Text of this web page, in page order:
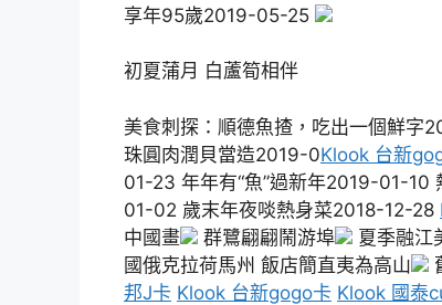
享年95歲2019-05-25
初夏蒲月 白蘆筍相伴
美食刺探：順德魚揸，吃出一個鮮字
珠圓肉潤貝當造2019-0Klook 台新
01-23 年年有“魚”過新年2019-01-10
01-02 歲末年夜啖熱身菜2018-12-28
中國畫
群鷺翩翩鬧游埠 夏季融江
國俄克拉荷馬州 飯店簡直夷為高山
邦J卡 Klook 台新gogo卡 Klook 國泰